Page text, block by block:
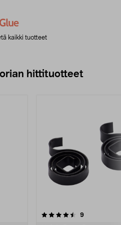
kaikki tuotteet
hittituotteet
9arvostelut
4.5 viidestä